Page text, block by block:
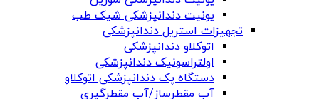
یونیت دندانپزشکی شیک طب
تجهیزات استریل دندانپزشکی
اتوکلاو دندانپزشکی
اولتراسونیک دندانپزشکی
دستگاه پک دندانپزشکی اتوکلاو
آب مقطرساز/آب مقطرگیری